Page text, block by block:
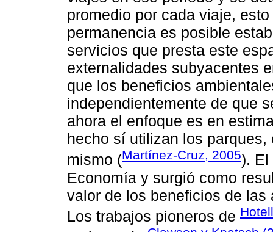
promedio por cada viaje,
permanencia es posible
servicios que presta este
externalidades subyacentes
que los beneficios
independientemente de que
ahora el enfoque es en
hecho sí utilizan los
mismo (Martínez-Cruz, 2005). El
Economía y surgió como
valor de los beneficios de
Los trabajos pioneros de